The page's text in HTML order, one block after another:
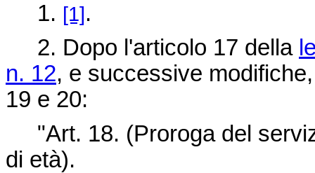
1. [1].
2. Dopo l'articolo 17 della
n. 12, e successive
19 e 20:
"Art. 18. (Proroga del
di età).